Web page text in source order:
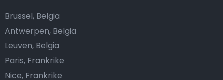
Brussel, Belgia
Antwerpen, Belgia
Leuven, Belgia
Paris, Frankrike
Nice, Frankrike